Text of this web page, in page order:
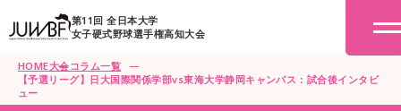
第11回 全日本大学
女子硬式野球選手権高知大会
HOME大会コラム一覧
【予選リーグ】日大国際関係学部vs東海大学静岡キャンパス：試合後インタビ
ュー